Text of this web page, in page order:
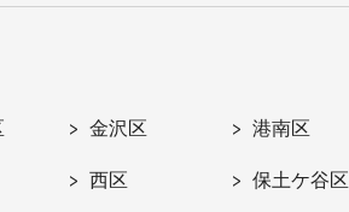
金沢区 港南区
西区 保土ケ谷区